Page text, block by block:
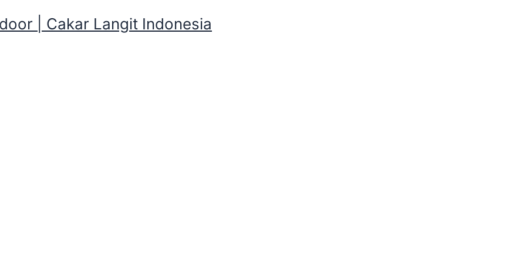
| Cakar Langit Indonesia
Dome yang direntalkan Cakarlangit Ready Banyak